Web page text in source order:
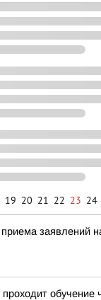
19 20 21 22 23 24
заявлений